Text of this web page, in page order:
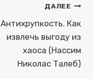
ДАЛЕЕ
Антихрупкость. Как
извлечь выгоду из
хаоса (Нассим
Николас Талеб)